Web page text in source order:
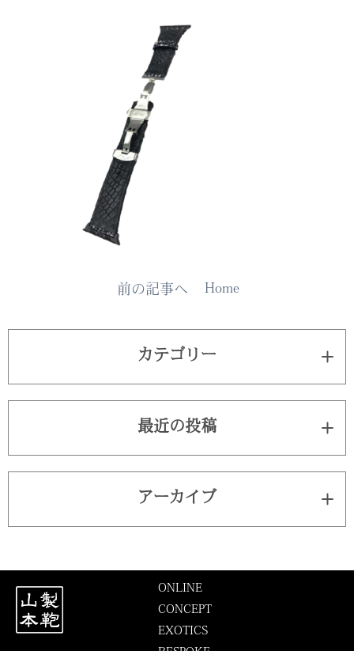
前の記事へ Home
カテゴリー
最近の投稿
アーカイブ
ONLINE
CONCEPT
EXOTICS